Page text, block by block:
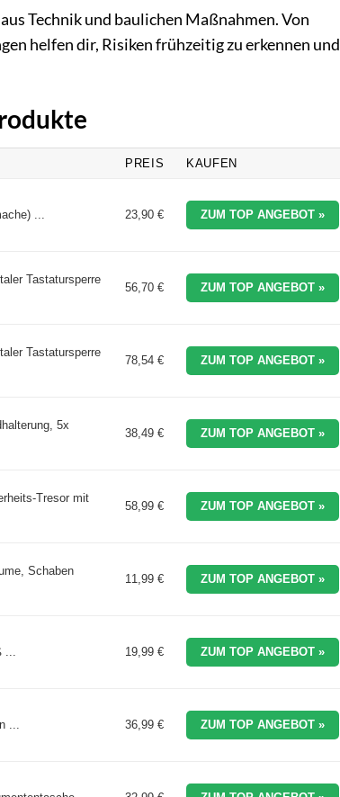
Technik und baulichen Maßnahmen. Von
helfen dir, Risiken frühzeitig zu erkennen und
PREIS KAUFEN
... 23,90 € ZUM TOP ANGEBOT »
Tastatursperre
56,70 € ZUM TOP ANGEBOT »
Tastatursperre
78,54 € ZUM TOP ANGEBOT »
5x
38,49 € ZUM TOP ANGEBOT »
Tresor mit
58,99 € ZUM TOP ANGEBOT »
Schaben
11,99 € ZUM TOP ANGEBOT »
... 19,99 € ZUM TOP ANGEBOT »
... 36,99 € ZUM TOP ANGEBOT »